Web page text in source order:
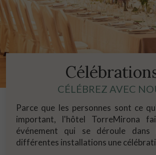
CÉLÉBREZ AVEC
Parce que les personnes sont ce
important, l'hôtel TorreMirona
événement qui se déroule dans
différentes installations une